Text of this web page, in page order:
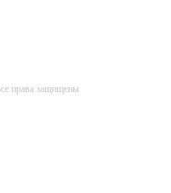
права защищены